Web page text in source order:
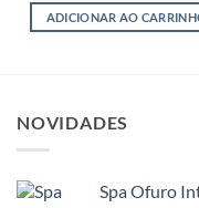
ADICIONAR AO
NOVIDADES
Spa Ofuro